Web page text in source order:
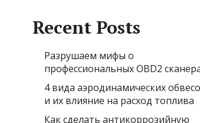
Recent Posts
Разрушаем мифы о
профессиональных OBD2
4 вида аэродинамических
и их влияние на расход топлива
Как сделать антикоррозийную